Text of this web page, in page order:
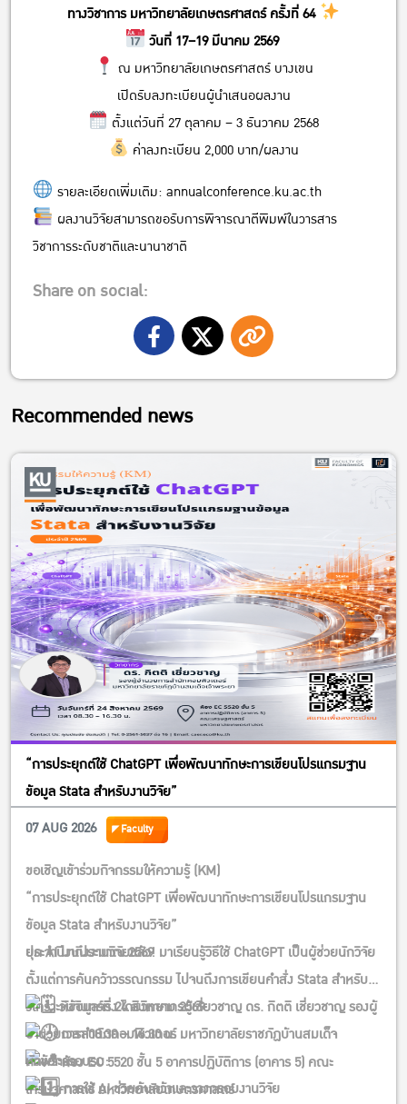
ทางวิชาการ มหาวิทยาลัยเกษตรศาสตร์ ครั้งที่ 64
วันที่ 17–19 มีนาคม 2569
ณ มหาวิทยาลัยเกษตรศาสตร์ บางเขน
เปิดรับลงทะเบียนผู้นำเสนอผลงาน
ตั้งแต่วันที่ 27 ตุลาคม – 3 ธันวาคม 2568
ค่าลงทะเบียน 2,000 บาท/ผลงาน
รายละเอียดเพิ่มเติม: annualconference.ku.ac.th
ผลงานวิจัยสามารถขอรับการพิจารณาตีพิมพ์ในวารสาร
วิชาการระดับชาติและนานาชาติ
Share on social:
Recommended news
“การประยุกต์ใช้ ChatGPT เพื่อพัฒนาทักษะการเขียนโปรแกรมฐาน
ข้อมูล Stata สำหรับงานวิจัย”
07 AUG 2026
Faculty
ขอเชิญเข้าร่วมกิจกรรมให้ความรู้ (KM)
“การประยุกต์ใช้ ChatGPT เพื่อพัฒนาทักษะการเขียนโปรแกรมฐาน
ข้อมูล Stata สำหรับงานวิจัย”
ประจำปีงบประมาณ 2569
ยุค AI มาถึงงานวิจัยแล้ว! มาเรียนรู้วิธีใช้ ChatGPT เป็นผู้ช่วยนักวิจัย
ตั้งแต่การค้นคว้าวรรณกรรม ไปจนถึงการเขียนคำสั่ง Stata สำหรับ
วิเคราะห์ข้อมูลจริง โดยวิทยากรผู้เชี่ยวชาญ ดร. กิตติ เชี่ยวชาญ รองผู้
อำนวยการสำนักคอมพิวเตอร์ มหาวิทยาลัยราชภัฏบ้านสมเด็จ
เจ้าพระยา
วันจันทร์ที่ 24 สิงหาคม 2569
เวลา 08.30 – 16.30 น.
ห้อง EC 5520 ชั้น 5 อาคารปฏิบัติการ (อาคาร 5) คณะ
เศรษฐศาสตร์ มหาวิทยาลัยเกษตรศาสตร์
หัวข้อการอบรม:
การใช้ AI ช่วยค้นคว้าและวางกรอบงานวิจัย